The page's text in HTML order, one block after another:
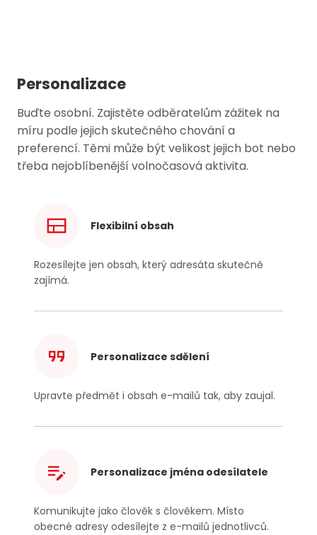
Personalizace
Buďte osobní. Zajistěte odběratelům zážitek na
míru podle jejich skutečného chování a
preferencí. Těmi může být velikost jejich bot nebo
třeba nejoblíbenější volnočasová aktivita.
Flexibilní obsah
Rozesílejte jen obsah, který adresáta skutečně
zajímá.
Personalizace sdělení
Upravte předmět i obsah e-mailů tak, aby zaujal.
Personalizace jména odesílatele
Komunikujte jako člověk s člověkem. Místo
obecné adresy odesílejte z e-mailů jednotlivců.